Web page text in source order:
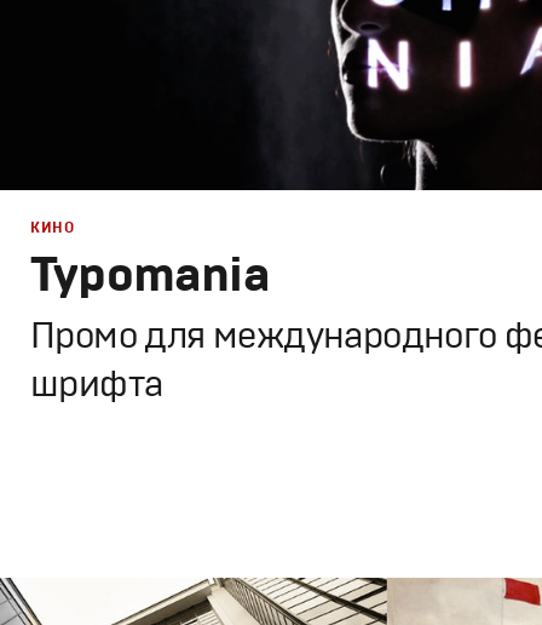
Typomania
Промо для международного
шрифта
Дизайн
КИНО